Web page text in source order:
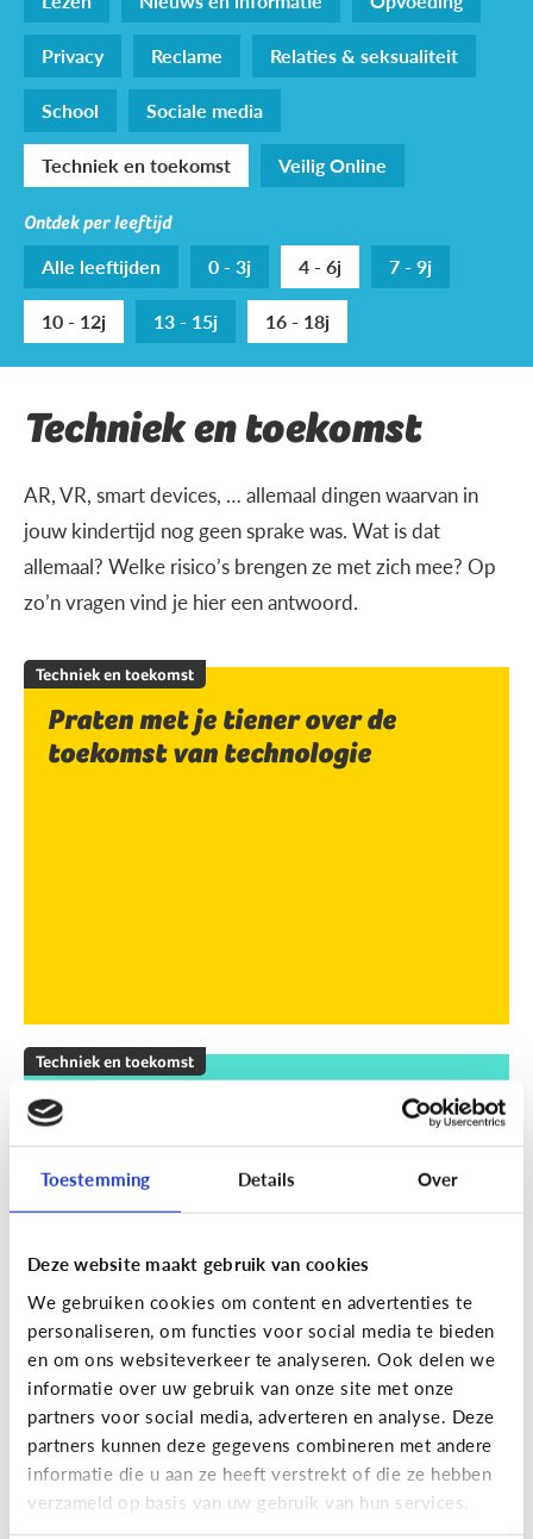
Toestemming Details Over
Deze website maakt gebruik van cookies
We gebruiken cookies om content en advertenties te
personaliseren, om functies voor social media te bieden
en om ons websiteverkeer te analyseren. Ook delen we
informatie over uw gebruik van onze site met onze
partners voor social media, adverteren en analyse. Deze
partners kunnen deze gegevens combineren met andere
informatie die u aan ze heeft verstrekt of die ze hebben
verzameld op basis van uw gebruik van hun services.
Privacy
Reclame
Relaties & seksualiteit
School
Sociale media
Techniek en toekomst
Veilig Online
Ontdek per leeftijd
Alle leeftijden 0 - 3j 4 - 6j
7 - 9j
10 - 12j
13 - 15j 16 - 18j
Techniek en toekomst
AR, VR, smart devices, … allemaal dingen waarvan in
jouw kindertijd nog geen sprake was. Wat is dat
allemaal? Welke risico’s brengen ze met zich mee? Op
zo’n vragen vind je hier een antwoord.
Techniek en toekomst
Praten met je tiener over de
toekomst van technologie
Techniek en toekomst
Wat zijn smart devices?
Techniek en toekomst
Wat je moet weten over VR en AR